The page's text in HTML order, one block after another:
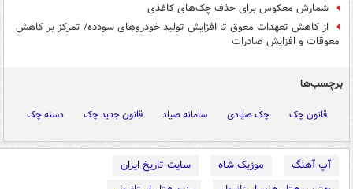
شمارش معکوس برای حذف چک‌های کاغذی
از کاهش تعهدات معوق تا افزایش تولید خودروهای سودده/ تمرکز بر کاهش
معوقات و افزایش صادرات
برچسب‌ها
قانون چک چک صیادی سامانه صیاد قانون جدید چک دسته چک
آپ آهنگ موزیک شاه
سایت تاریخ ایران